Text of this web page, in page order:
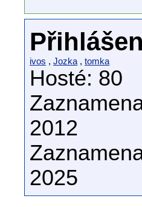
ivos , Jozka, tomka
Hosté: 80
2012
2025